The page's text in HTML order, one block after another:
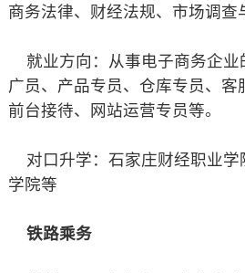
商务法律、财经法规、市场调查
就业方向：从事电子商务企业
广员、产品专员、仓库专员、客
前台接待、网站运营专员等。
对口升学：石家庄财经职业学
学院等
铁路乘务